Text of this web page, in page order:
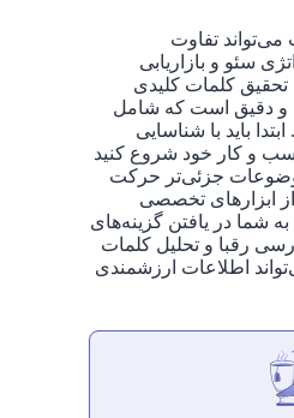
تفاوت
سئو و بازاریابی
تحقیق کلمات کلیدی
و دقیق است که شامل
باید با شناسایی
و کار خود شروع کنید
جزئی‌تر حرکت
از ابزارهای تخصصی
شما در یافتن گزینه‌های
رقبا و تحلیل کلمات
اطلاعات ارزشمندی